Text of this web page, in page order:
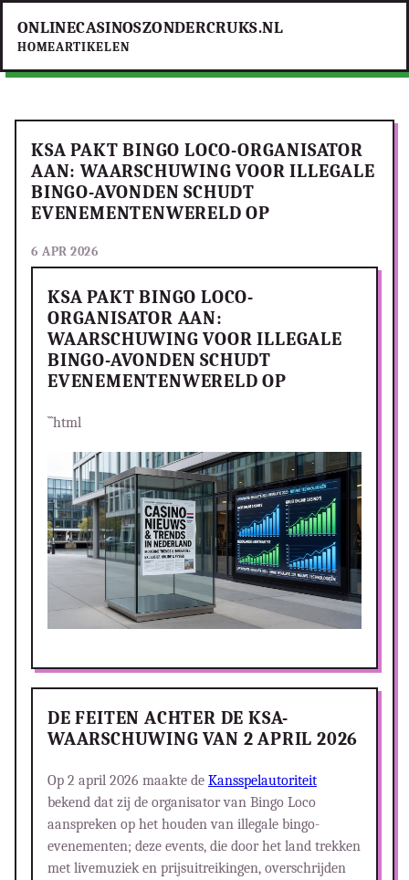
ONLINECASINOSZONDERCRUKS.NL
HOMEARTIKELEN
KSA PAKT BINGO LOCO-ORGANISATOR
AAN: WAARSCHUWING VOOR ILLEGALE
BINGO-AVONDEN SCHUDT
EVENEMENTENWERELD OP
6 APR 2026
KSA PAKT BINGO LOCO-
ORGANISATOR AAN:
WAARSCHUWING VOOR ILLEGALE
BINGO-AVONDEN SCHUDT
EVENEMENTENWERELD OP
```html
DE FEITEN ACHTER DE KSA-
WAARSCHUWING VAN 2 APRIL 2026
Op 2 april 2026 maakte de Kansspelautoriteit
bekend dat zij de organisator van Bingo Loco
aanspreken op het houden van illegale bingo-
evenementen; deze events, die door het land trekken
met livemuziek en prijsuitreikingen, overschrijden